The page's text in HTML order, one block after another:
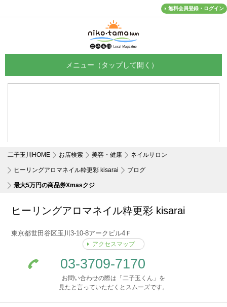
無料会員登録・ログイン
二子玉川HOME お店検索 美容・健康 ネイルサロン
ヒーリングアロマネイル粋更彩 kisarai ブログ
最大5万円の商品券Xmasクジ
ヒーリングアロマネイル粋更彩 kisarai
東京都世田谷区玉川3-10-8アークビル4Ｆ
アクセスマップ
03-3709-7170
お問い合わせの際は「二子玉くん」を
見たと言っていただくとスムーズです。
メニュー